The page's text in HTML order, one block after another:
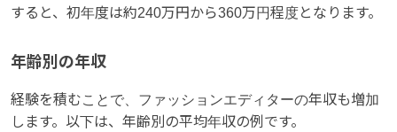
すると、初年度は約240万円から360万円程度となります。
年齢別の年収
経験を積むことで、ファッションエディターの年収も増加
します。以下は、年齢別の平均年収の例です。